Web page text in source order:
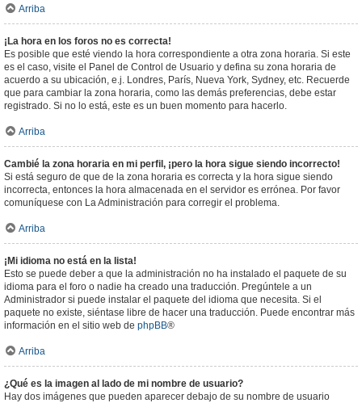
Arriba
¡La hora en los foros no es correcta!
Es posible que esté viendo la hora correspondiente a otra zona horaria. Si este
es el caso, visite el Panel de Control de Usuario y defina su zona horaria de
acuerdo a su ubicación, e.j. Londres, París, Nueva York, Sydney, etc. Recuerde
que para cambiar la zona horaria, como las demás preferencias, debe estar
registrado. Si no lo está, este es un buen momento para hacerlo.
Arriba
Cambié la zona horaria en mi perfil, ¡pero la hora sigue siendo incorrecto!
Si está seguro de que de la zona horaria es correcta y la hora sigue siendo
incorrecta, entonces la hora almacenada en el servidor es errónea. Por favor
comuníquese con La Administración para corregir el problema.
Arriba
¡Mi idioma no está en la lista!
Esto se puede deber a que la administración no ha instalado el paquete de su
idioma para el foro o nadie ha creado una traducción. Pregúntele a un
Administrador si puede instalar el paquete del idioma que necesita. Si el
paquete no existe, siéntase libre de hacer una traducción. Puede encontrar más
información en el sitio web de phpBB®
Arriba
¿Qué es la imagen al lado de mi nombre de usuario?
Hay dos imágenes que pueden aparecer debajo de su nombre de usuario